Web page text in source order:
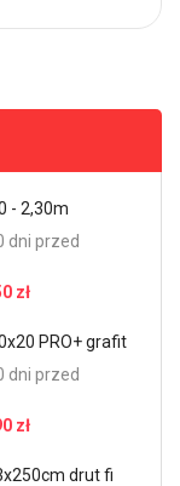
- 2,30m
dni przed
zł
PRO+ grafit
dni przed
zł
drut fi